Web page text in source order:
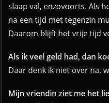
slaap val, enzovoorts. Als
na een tijd met tegenzin
Daarom blijft het vrije tijd
Als ik veel geld had, dan
Daar denk ik niet over na,
Mijn vriendin ziet me het